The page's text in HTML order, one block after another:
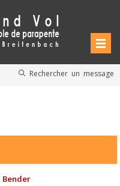
Rechercher un message
Bender